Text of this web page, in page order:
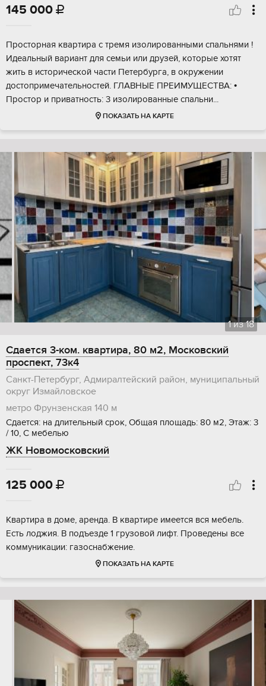
145 000 
Просторная квартира с тремя изолированными спальнями !
Идеальный вариант для семьи или друзей, которые хотят
жить в исторической части Петербурга, в окружении
достопримечательностей. ГЛАВНЫЕ ПРЕИМУЩЕСТВА: •
Простор и приватность: 3 изолированные спальни...
ПОКАЗАТЬ НА КАРТЕ
1из18
Сдается 3-ком. квартира, 80 м2, Московский
проспект, 73к4
Санкт-Петербург, Адмиралтейский район, муниципальный
округ Измайловское
метро Фрунзенская 140 м
Сдается: на длительный срок, Общая площадь: 80 м2, Этаж: 3
/ 10, С мебелью
ЖК Новомосковский
125 000 
Квартира в доме, аренда. В квартире имеется вся мебель.
Есть лоджия. В подъезде 1 грузовой лифт. Проведены все
коммуникации: газоснабжение.
ПОКАЗАТЬ НА КАРТЕ